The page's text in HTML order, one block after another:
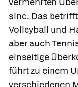
vermehrten
sind. Das
Volleyball und
aber auch
einseitige
führt zu einem
verschiedenen